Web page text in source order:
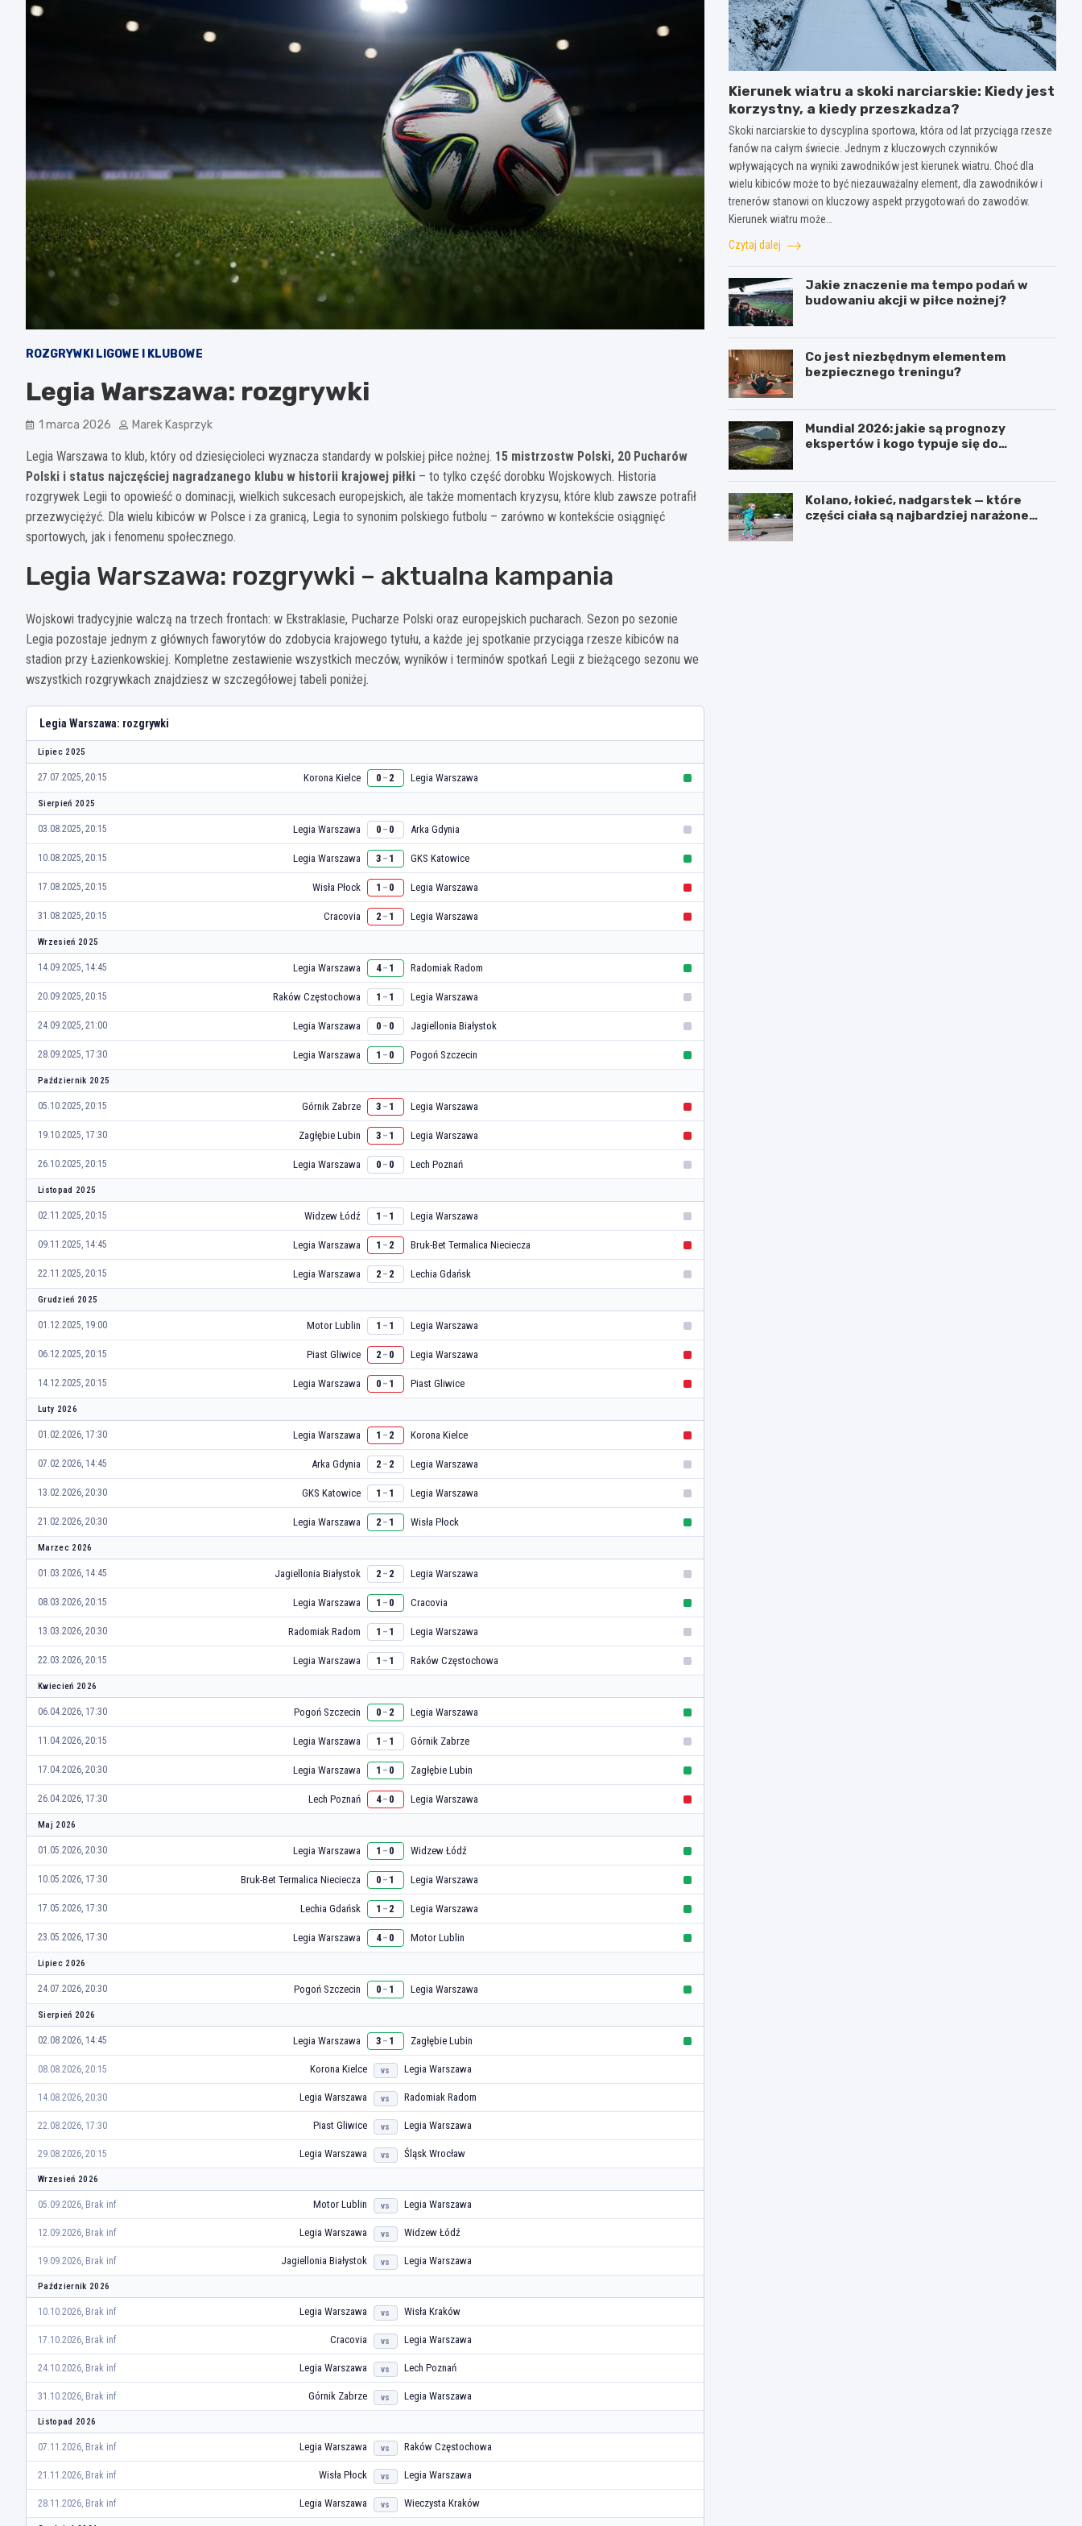
ROZGRYWKI LIGOWE I KLUBOWE
Legia Warszawa: rozgrywki
1 marca 2026 Marek Kasprzyk
Legia Warszawa to klub, który od dziesięcioleci wyznacza standardy w polskiej piłce nożnej. 15 mistrzostw Polski, 20 Pucharów
Polski i status najczęściej nagradzanego klubu w historii krajowej piłki – to tylko część dorobku Wojskowych. Historia
rozgrywek Legii to opowieść o dominacji, wielkich sukcesach europejskich, ale także momentach kryzysu, które klub zawsze potrafił
przezwyciężyć. Dla wielu kibiców w Polsce i za granicą, Legia to synonim polskiego futbolu – zarówno w kontekście osiągnięć
sportowych, jak i fenomenu społecznego.
Legia Warszawa: rozgrywki – aktualna kampania
Wojskowi tradycyjnie walczą na trzech frontach: w Ekstraklasie, Pucharze Polski oraz europejskich pucharach. Sezon po sezonie
Legia pozostaje jednym z głównych faworytów do zdobycia krajowego tytułu, a każde jej spotkanie przyciąga rzesze kibiców na
stadion przy Łazienkowskiej. Kompletne zestawienie wszystkich meczów, wyników i terminów spotkań Legii z bieżącego sezonu we
wszystkich rozgrywkach znajdziesz w szczegółowej tabeli poniżej.
Legia Warszawa: rozgrywki
Lipiec 2025
27.07.2025, 20:15 Korona Kielce 0 – 2 Legia Warszawa
Sierpień 2025
03.08.2025, 20:15 Legia Warszawa 0 – 0 Arka Gdynia
10.08.2025, 20:15 Legia Warszawa 3 – 1 GKS Katowice
17.08.2025, 20:15 Wisła Płock 1 – 0 Legia Warszawa
31.08.2025, 20:15 Cracovia 2 – 1 Legia Warszawa
Wrzesień 2025
14.09.2025, 14:45 Legia Warszawa 4– 1 Radomiak Radom
20.09.2025, 20:15 Raków Częstochowa 1 – 1 Legia Warszawa
24.09.2025, 21:00 Legia Warszawa 0 – 0 Jagiellonia Białystok
28.09.2025, 17:30 Legia Warszawa 1 – 0 Pogoń Szczecin
Październik 2025
05.10.2025, 20:15 Górnik Zabrze 3 – 1 Legia Warszawa
19.10.2025, 17:30 Zagłębie Lubin 3 – 1 Legia Warszawa
26.10.2025, 20:15 Legia Warszawa 0 – 0 Lech Poznań
Listopad 2025
02.11.2025, 20:15 Widzew Łódź 1 – 1 Legia Warszawa
09.11.2025, 14:45 Legia Warszawa 1 – 2 Bruk-Bet Termalica Nieciecza
22.11.2025, 20:15 Legia Warszawa 2 – 2 Lechia Gdańsk
Grudzień 2025
01.12.2025, 19:00 Motor Lublin 1 – 1 Legia Warszawa
06.12.2025, 20:15 Piast Gliwice 2 – 0 Legia Warszawa
14.12.2025, 20:15 Legia Warszawa 0 – 1 Piast Gliwice
Luty 2026
01.02.2026, 17:30 Legia Warszawa 1 – 2 Korona Kielce
07.02.2026, 14:45 Arka Gdynia 2 – 2 Legia Warszawa
13.02.2026, 20:30 GKS Katowice 1 – 1 Legia Warszawa
21.02.2026, 20:30 Legia Warszawa 2 – 1 Wisła Płock
Marzec 2026
01.03.2026, 14:45 Jagiellonia Białystok 2 – 2 Legia Warszawa
08.03.2026, 20:15 Legia Warszawa 1 – 0 Cracovia
13.03.2026, 20:30 Radomiak Radom 1 – 1 Legia Warszawa
22.03.2026, 20:15 Legia Warszawa 1 – 1 Raków Częstochowa
Kwiecień 2026
06.04.2026, 17:30 Pogoń Szczecin 0 – 2 Legia Warszawa
11.04.2026, 20:15 Legia Warszawa 1 – 1 Górnik Zabrze
17.04.2026, 20:30 Legia Warszawa 1 – 0 Zagłębie Lubin
26.04.2026, 17:30 Lech Poznań 4– 0 Legia Warszawa
Maj 2026
01.05.2026, 20:30 Legia Warszawa 1 – 0 Widzew Łódź
10.05.2026, 17:30 Bruk-Bet Termalica Nieciecza 0 – 1 Legia Warszawa
17.05.2026, 17:30 Lechia Gdańsk 1 – 2 Legia Warszawa
23.05.2026, 17:30 Legia Warszawa 4– 0 Motor Lublin
Lipiec 2026
24.07.2026, 20:30 Pogoń Szczecin 0 – 1 Legia Warszawa
Sierpień 2026
02.08.2026, 14:45 Legia Warszawa 3 – 1 Zagłębie Lubin
08.08.2026, 20:15 Korona Kielce vs Legia Warszawa
14.08.2026, 20:30 Legia Warszawa vs Radomiak Radom
22.08.2026, 17:30 Piast Gliwice vs Legia Warszawa
29.08.2026, 20:15 Legia Warszawa vs Śląsk Wrocław
Wrzesień 2026
05.09.2026, Brak inf Motor Lublin vs Legia Warszawa
12.09.2026, Brak inf Legia Warszawa vs Widzew Łódź
19.09.2026, Brak inf Jagiellonia Białystok vs Legia Warszawa
Październik 2026
10.10.2026, Brak inf Legia Warszawa vs Wisła Kraków
17.10.2026, Brak inf Cracovia vs Legia Warszawa
24.10.2026, Brak inf Legia Warszawa vs Lech Poznań
31.10.2026, Brak inf Górnik Zabrze vs Legia Warszawa
Listopad 2026
07.11.2026, Brak inf Legia Warszawa vs Raków Częstochowa
21.11.2026, Brak inf Wisła Płock vs Legia Warszawa
28.11.2026, Brak inf Legia Warszawa vs Wieczysta Kraków
Kierunek wiatru a skoki narciarskie: Kiedy jest
korzystny, a kiedy przeszkadza?
Skoki narciarskie to dyscyplina sportowa, która od lat przyciąga rzesze
fanów na całym świecie. Jednym z kluczowych czynników
wpływających na wyniki zawodników jest kierunek wiatru. Choć dla
wielu kibiców może to być niezauważalny element, dla zawodników i
trenerów stanowi on kluczowy aspekt przygotowań do zawodów.
Kierunek wiatru może…
Czytaj dalej
Jakie znaczenie ma tempo podań w
budowaniu akcji w piłce nożnej?
Co jest niezbędnym elementem
bezpiecznego treningu?
Mundial 2026: jakie są prognozy
ekspertów i kogo typuje się do
Kolano, łokieć, nadgarstek — które
części ciała są najbardziej narażone